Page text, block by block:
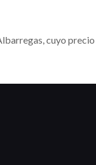
cuyo precio